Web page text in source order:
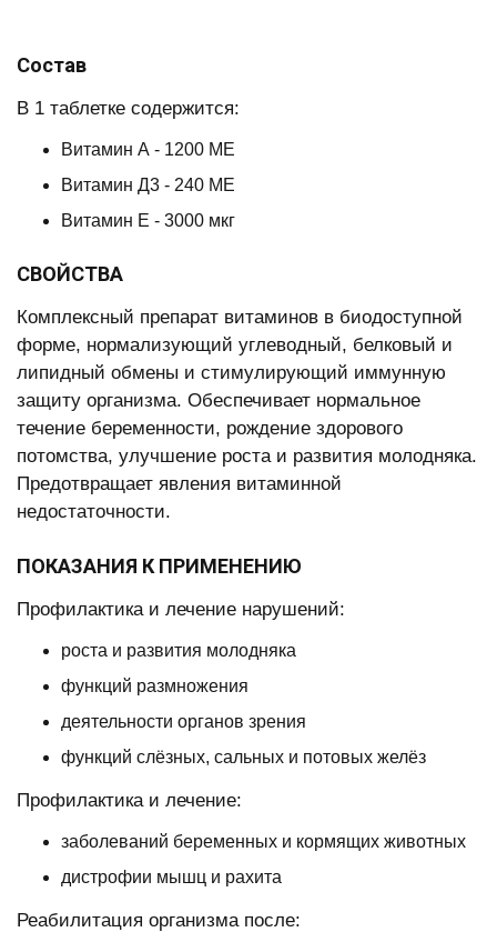
Состав
В 1 таблетке содержится:
Витамин А - 1200 МЕ
Витамин Д3 - 240 МЕ
Витамин Е - 3000 мкг
СВОЙСТВА
Комплексный препарат витаминов в биодоступной
форме, нормализующий углеводный, белковый и
липидный обмены и стимулирующий иммунную
защиту организма. Обеспечивает нормальное
течение беременности, рождение здорового
потомства, улучшение роста и развития молодняка.
Предотвращает явления витаминной
недостаточности.
ПОКАЗАНИЯ К ПРИМЕНЕНИЮ
Профилактика и лечение нарушений:
роста и развития молодняка
функций размножения
деятельности органов зрения
функций слёзных, сальных и потовых желёз
Профилактика и лечение:
заболеваний беременных и кормящих животных
дистрофии мышц и рахита
Реабилитация организма после: